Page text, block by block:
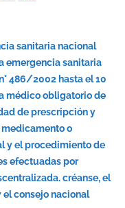
sanitaria nacional
emergencia sanitaria
486/2002 hasta el 10
médico obligatorio de
de prescripción y
o
y el procedimiento de
efectuadas por
créanse, el
consejo nacional